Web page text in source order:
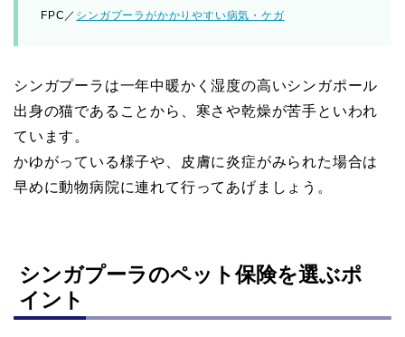
FPC／ シンガプーラがかかりやすい病気・ケガ
シンガプーラは一年中暖かく湿度の高いシンガポール
出身の猫であることから、寒さや乾燥が苦手といわれ
ています。
かゆがっている様子や、皮膚に炎症がみられた場合は
早めに動物病院に連れて行ってあげましょう。
シンガプーラのペット保険を選ぶポ
イント